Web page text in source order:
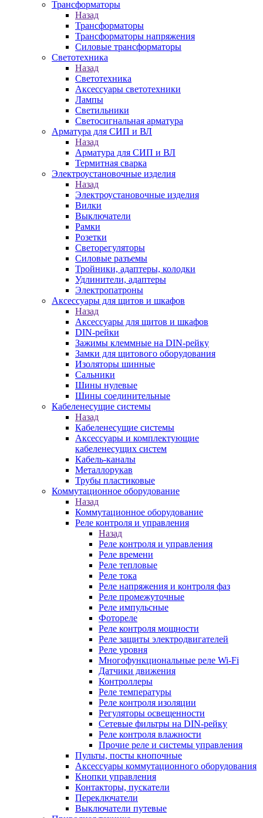
Трансформаторы
Назад
Трансформаторы
Трансформаторы напряжения
Силовые трансформаторы
Светотехника
Назад
Светотехника
Аксессуары светотехники
Лампы
Светильники
Светосигнальная арматура
Арматура для СИП и ВЛ
Назад
Арматура для СИП и ВЛ
Термитная сварка
Электроустановочные изделия
Назад
Электроустановочные изделия
Вилки
Выключатели
Рамки
Розетки
Светорегуляторы
Силовые разъемы
Тройники, адаптеры, колодки
Удлинители, адаптеры
Электропатроны
Аксессуары для щитов и шкафов
Назад
Аксессуары для щитов и шкафов
DIN-рейки
Зажимы клеммные на DIN-рейку
Замки для щитового оборудования
Изоляторы шинные
Сальники
Шины нулевые
Шины соединительные
Кабеленесущие системы
Назад
Кабеленесущие системы
Аксессуары и комплектующие
кабеленесущих систем
Кабель-каналы
Металлорукав
Трубы пластиковые
Коммутационное оборудование
Назад
Коммутационное оборудование
Реле контроля и управления
Назад
Реле контроля и управления
Реле времени
Реле тепловые
Реле тока
Реле напряжения и контроля фаз
Реле промежуточные
Реле импульсные
Фотореле
Реле контроля мощности
Реле защиты электродвигателей
Реле уровня
Многофункциональные реле Wi-Fi
Датчики движения
Контроллеры
Реле температуры
Реле контроля изоляции
Регуляторы освещенности
Сетевые фильтры на DIN-рейку
Реле контроля влажности
Прочие реле и системы управления
Пульты, посты кнопочные
Аксессуары коммутационного оборудования
Кнопки управления
Контакторы, пускатели
Переключатели
Выключатели путевые